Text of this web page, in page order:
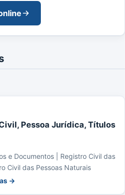
Pessoa Jurídica, Títulos
e Documentos | Registro Civil das
Civil das Pessoas Naturais
→